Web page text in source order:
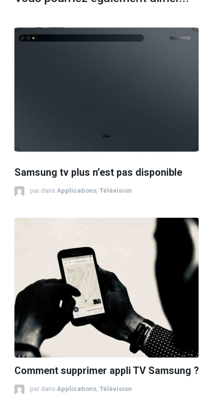
Samsung tv plus n’est pas disponible
par dans Applications, Télévision
Comment supprimer appli TV Samsung ?
par dans Applications, Télévision